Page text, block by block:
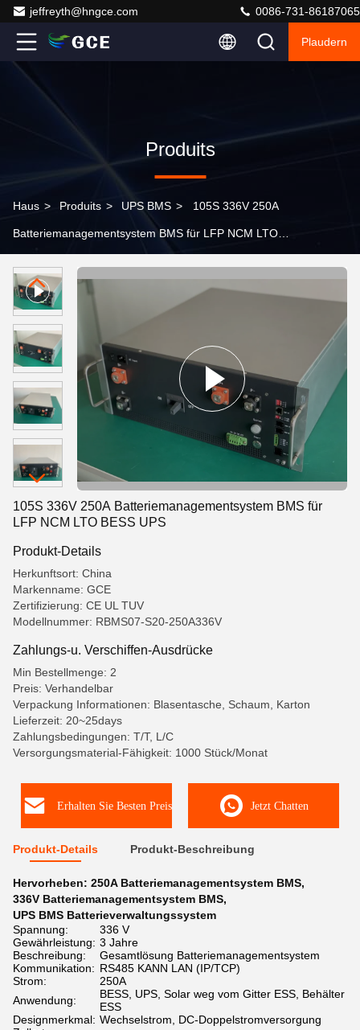
jeffreyth@hngce.com 0086-731-86187065
Plaudern
Produits
Haus > Produits > UPS BMS > 105S 336V 250A
Batteriemanagementsystem BMS für LFP NCM LTO
105S 336V 250A Batteriemanagementsystem BMS für
LFP NCM LTO BESS UPS
Produkt-Details
Herkunftsort: China
Markenname: GCE
Zertifizierung: CE UL TUV
Modellnummer: RBMS07-S20-250A336V
Zahlungs-u. Verschiffen-Ausdrücke
Min Bestellmenge: 2
Preis: Verhandelbar
Verpackung Informationen: Blasentasche, Schaum, Karton
Lieferzeit: 20~25days
Zahlungsbedingungen: T/T, L/C
Versorgungsmaterial-Fähigkeit: 1000 Stück/Monat
Erhalten Sie Besten Preis Jetzt Chatten
Produkt-Details Produkt-Beschreibung
Hervorheben: 250A Batteriemanagementsystem BMS,
336V Batteriemanagementsystem BMS,
UPS BMS Batterieverwaltungssystem
Spannung:
336 V
Gewährleistung: 3 Jahre
Beschreibung:
Gesamtlösung Batteriemanagementsystem
Kommunikation: RS485 KANN LAN (IP/TCP)
Strom:
250A
Anwendung:
BESS, UPS, Solar weg vom Gitter ESS, Behälter
ESS
Designmerkmal: Wechselstrom, DC-Doppelstromversorgung